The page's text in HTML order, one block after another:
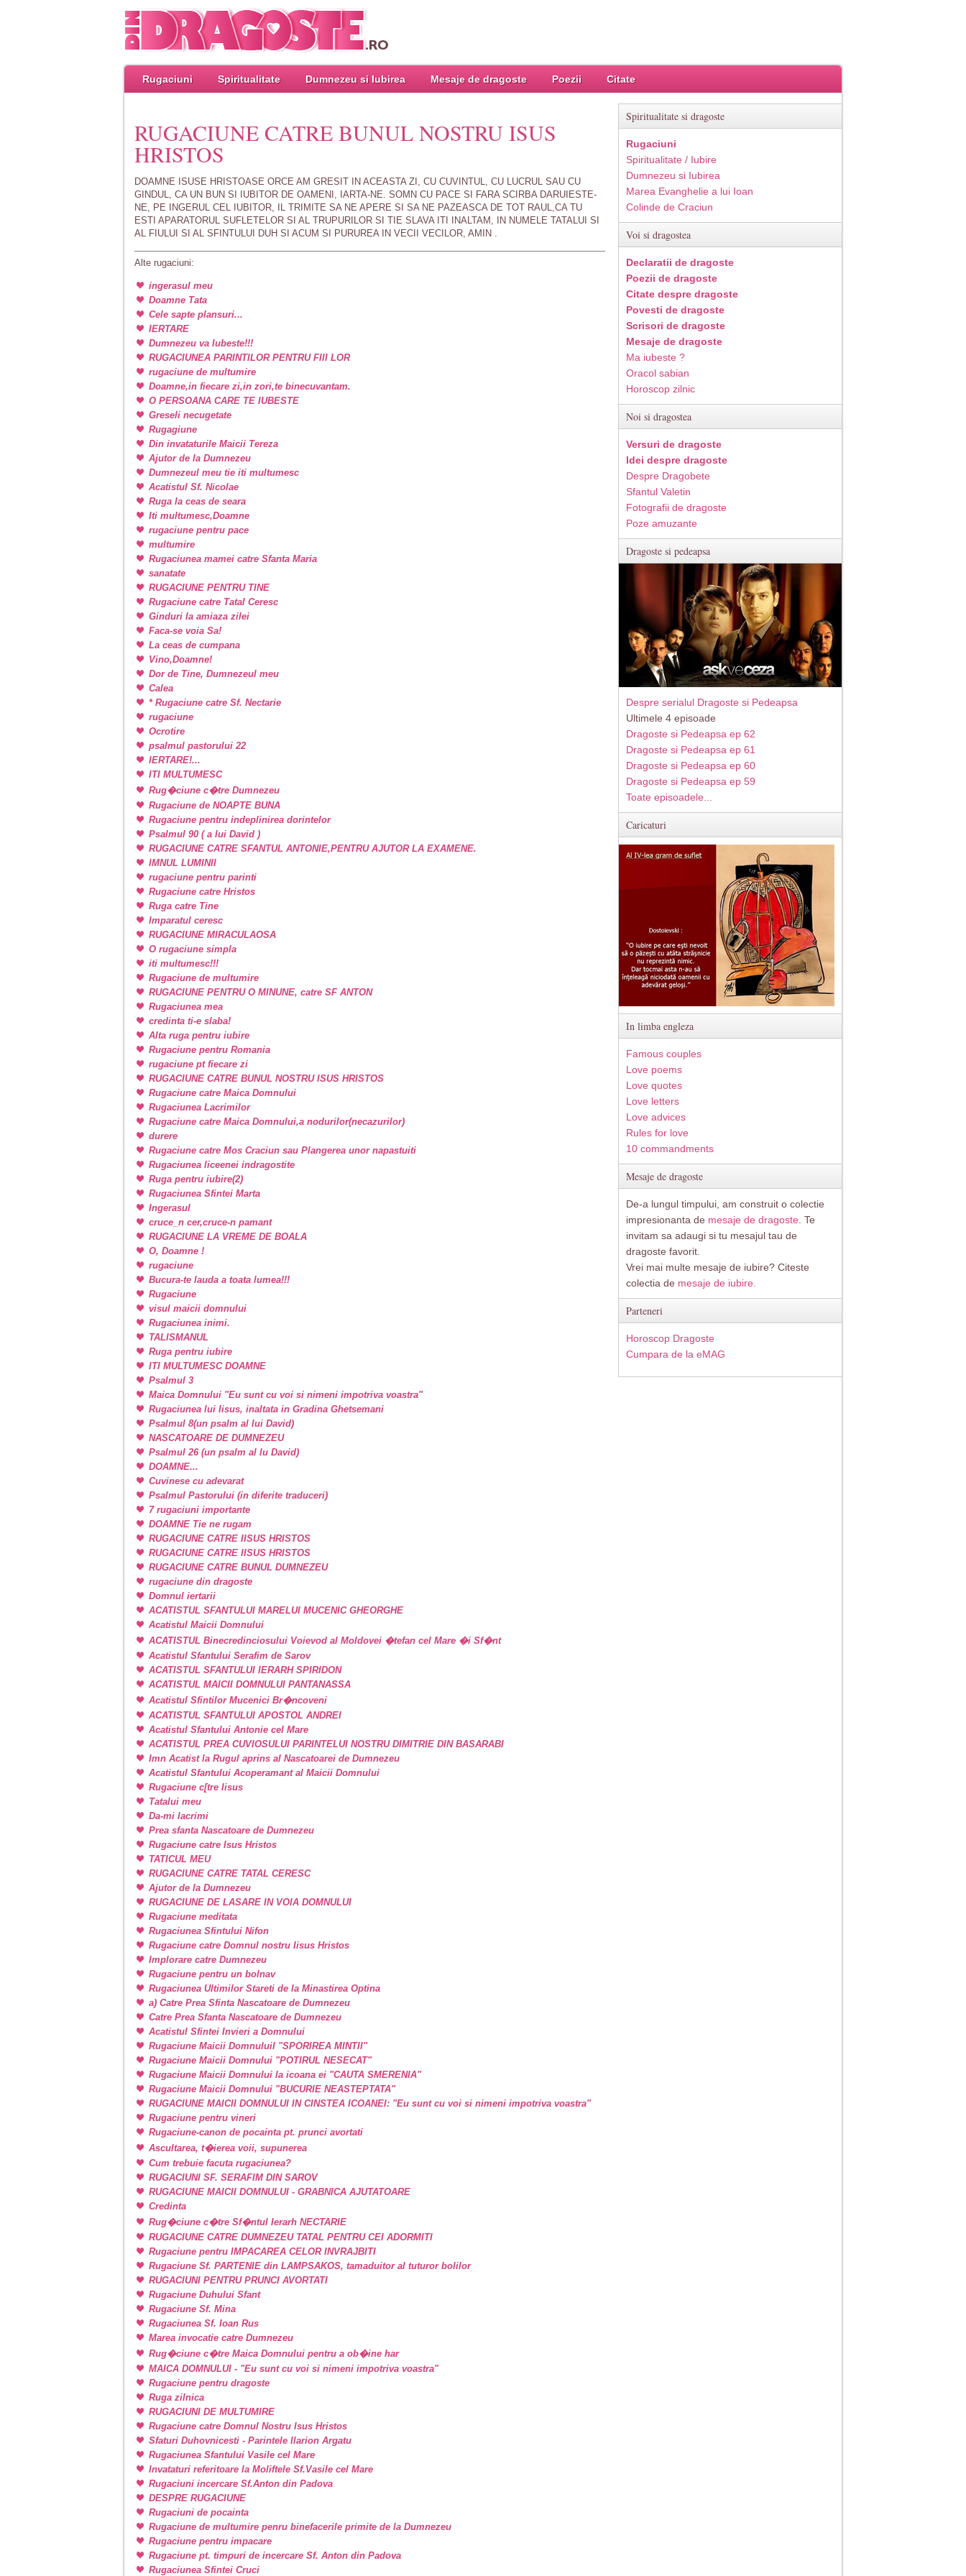
Rugaciuni Spiritualitate Dumnezeu si Iubirea Mesaje de dragoste Poezii Citate
RUGACIUNE CATRE BUNUL NOSTRU ISUS
HRISTOS
DOAMNE ISUSE HRISTOASE ORCE AM GRESIT IN ACEASTA ZI, CU CUVINTUL, CU LUCRUL SAU CU
GINDUL, CA UN BUN SI IUBITOR DE OAMENI, IARTA-NE. SOMN CU PACE SI FARA SCIRBA DARUIESTE-
NE, PE INGERUL CEL IUBITOR, IL TRIMITE SA NE APERE SI SA NE PAZEASCA DE TOT RAUL,CA TU
ESTI APARATORUL SUFLETELOR SI AL TRUPURILOR SI TIE SLAVA ITI INALTAM, IN NUMELE TATALUI SI
AL FIULUI SI AL SFINTULUI DUH SI ACUM SI PURUREA IN VECII VECILOR, AMIN .
Alte rugaciuni:
ingerasul meu
Doamne Tata
Cele sapte plansuri...
IERTARE
Dumnezeu va Iubeste!!!
RUGACIUNEA PARINTILOR PENTRU FIII LOR
rugaciune de multumire
Doamne,in fiecare zi,in zori,te binecuvantam.
O PERSOANA CARE TE IUBESTE
Greseli necugetate
Rugagiune
Din invataturile Maicii Tereza
Ajutor de la Dumnezeu
Dumnezeul meu tie iti multumesc
Acatistul Sf. Nicolae
Ruga la ceas de seara
Iti multumesc,Doamne
rugaciune pentru pace
multumire
Rugaciunea mamei catre Sfanta Maria
sanatate
RUGACIUNE PENTRU TINE
Rugaciune catre Tatal Ceresc
Ginduri la amiaza zilei
Faca-se voia Sa!
La ceas de cumpana
Vino,Doamne!
Dor de Tine, Dumnezeul meu
Calea
* Rugaciune catre Sf. Nectarie
rugaciune
Ocrotire
psalmul pastorului 22
IERTARE!...
ITI MULTUMESC
Rug�ciune c�tre Dumnezeu
Rugaciune de NOAPTE BUNA
Rugaciune pentru indeplinirea dorintelor
Psalmul 90 ( a lui David )
RUGACIUNE CATRE SFANTUL ANTONIE,PENTRU AJUTOR LA EXAMENE.
IMNUL LUMINII
rugaciune pentru parinti
Rugaciune catre Hristos
Ruga catre Tine
Imparatul ceresc
RUGACIUNE MIRACULAOSA
O rugaciune simpla
iti multumesc!!!
Rugaciune de multumire
RUGACIUNE PENTRU O MINUNE, catre SF ANTON
Rugaciunea mea
credinta ti-e slaba!
Alta ruga pentru iubire
Rugaciune pentru Romania
rugaciune pt fiecare zi
RUGACIUNE CATRE BUNUL NOSTRU ISUS HRISTOS
Rugaciune catre Maica Domnului
Rugaciunea Lacrimilor
Rugaciune catre Maica Domnului,a nodurilor(necazurilor)
durere
Rugaciune catre Mos Craciun sau Plangerea unor napastuiti
Rugaciunea liceenei indragostite
Ruga pentru iubire(2)
Rugaciunea Sfintei Marta
Ingerasul
cruce_n cer,cruce-n pamant
RUGACIUNE LA VREME DE BOALA
O, Doamne !
rugaciune
Bucura-te lauda a toata lumea!!!
Rugaciune
visul maicii domnului
Rugaciunea inimi.
TALISMANUL
Ruga pentru iubire
ITI MULTUMESC DOAMNE
Psalmul 3
Maica Domnului "Eu sunt cu voi si nimeni impotriva voastra"
Rugaciunea lui Iisus, inaltata in Gradina Ghetsemani
Psalmul 8(un psalm al lui David)
NASCATOARE DE DUMNEZEU
Psalmul 26 (un psalm al lu David)
DOAMNE...
Cuvinese cu adevarat
Psalmul Pastorului (in diferite traduceri)
7 rugaciuni importante
DOAMNE Tie ne rugam
RUGACIUNE CATRE IISUS HRISTOS
RUGACIUNE CATRE IISUS HRISTOS
RUGACIUNE CATRE BUNUL DUMNEZEU
rugaciune din dragoste
Domnul iertarii
ACATISTUL SFANTULUI MARELUI MUCENIC GHEORGHE
Acatistul Maicii Domnului
ACATISTUL Binecredinciosului Voievod al Moldovei �tefan cel Mare �i Sf�nt
Acatistul Sfantului Serafim de Sarov
ACATISTUL SFANTULUI IERARH SPIRIDON
ACATISTUL MAICII DOMNULUI PANTANASSA
Acatistul Sfintilor Mucenici Br�ncoveni
ACATISTUL SFANTULUI APOSTOL ANDREI
Acatistul Sfantului Antonie cel Mare
ACATISTUL PREA CUVIOSULUI PARINTELUI NOSTRU DIMITRIE DIN BASARABI
Imn Acatist la Rugul aprins al Nascatoarei de Dumnezeu
Acatistul Sfantului Acoperamant al Maicii Domnului
Rugaciune c[tre Iisus
Tatalui meu
Da-mi lacrimi
Prea sfanta Nascatoare de Dumnezeu
Rugaciune catre Isus Hristos
TATICUL MEU
RUGACIUNE CATRE TATAL CERESC
Ajutor de la Dumnezeu
RUGACIUNE DE LASARE IN VOIA DOMNULUI
Rugaciune meditata
Rugaciunea Sfintului Nifon
Rugaciune catre Domnul nostru Iisus Hristos
Implorare catre Dumnezeu
Rugaciune pentru un bolnav
Rugaciunea Ultimilor Stareti de la Minastirea Optina
a) Catre Prea Sfinta Nascatoare de Dumnezeu
Catre Prea Sfanta Nascatoare de Dumnezeu
Acatistul Sfintei Invieri a Domnului
Rugaciune Maicii DomnuluiI "SPORIREA MINTII"
Rugaciune Maicii Domnului "POTIRUL NESECAT"
Rugaciune Maicii Domnului la icoana ei "CAUTA SMERENIA"
Rugaciune Maicii Domnului "BUCURIE NEASTEPTATA"
RUGACIUNE MAICII DOMNULUI IN CINSTEA ICOANEI: "Eu sunt cu voi si nimeni impotriva voastra"
Rugaciune pentru vineri
Rugaciune-canon de pocainta pt. prunci avortati
Ascultarea, t�ierea voii, supunerea
Cum trebuie facuta rugaciunea?
RUGACIUNI SF. SERAFIM DIN SAROV
RUGACIUNE MAICII DOMNULUI - GRABNICA AJUTATOARE
Credinta
Rug�ciune c�tre Sf�ntul Ierarh NECTARIE
RUGACIUNE CATRE DUMNEZEU TATAL PENTRU CEI ADORMITI
Rugaciune pentru IMPACAREA CELOR INVRAJBITI
Rugaciune Sf. PARTENIE din LAMPSAKOS, tamaduitor al tuturor bolilor
RUGACIUNI PENTRU PRUNCI AVORTATI
Rugaciune Duhului Sfant
Rugaciune Sf. Mina
Rugaciunea Sf. Ioan Rus
Marea invocatie catre Dumnezeu
Rug�ciune c�tre Maica Domnului pentru a ob�ine har
MAICA DOMNULUI - "Eu sunt cu voi si nimeni impotriva voastra"
Rugaciune pentru dragoste
Ruga zilnica
RUGACIUNI DE MULTUMIRE
Rugaciune catre Domnul Nostru Isus Hristos
Sfaturi Duhovnicesti - Parintele Ilarion Argatu
Rugaciunea Sfantului Vasile cel Mare
Invataturi referitoare la Moliftele Sf.Vasile cel Mare
Rugaciuni incercare Sf.Anton din Padova
DESPRE RUGACIUNE
Rugaciuni de pocainta
Rugaciune de multumire penru binefacerile primite de la Dumnezeu
Rugaciune pentru impacare
Rugaciune pt. timpuri de incercare Sf. Anton din Padova
Rugaciunea Sfintei Cruci
Spiritualitate si dragoste
Rugaciuni
Spiritualitate / Iubire
Dumnezeu si Iubirea
Marea Evanghelie a lui Ioan
Colinde de Craciun
Voi si dragostea
Declaratii de dragoste
Poezii de dragoste
Citate despre dragoste
Povesti de dragoste
Scrisori de dragoste
Mesaje de dragoste
Ma iubeste ?
Oracol sabian
Horoscop zilnic
Noi si dragostea
Versuri de dragoste
Idei despre dragoste
Despre Dragobete
Sfantul Valetin
Fotografii de dragoste
Poze amuzante
Dragoste si pedeapsa
Despre serialul Dragoste si Pedeapsa
Ultimele 4 episoade
Dragoste si Pedeapsa ep 62
Dragoste si Pedeapsa ep 61
Dragoste si Pedeapsa ep 60
Dragoste si Pedeapsa ep 59
Toate episoadele...
Caricaturi
In limba engleza
Famous couples
Love poems
Love quotes
Love letters
Love advices
Rules for love
10 commandments
Mesaje de dragoste
De-a lungul timpului, am construit o colectie
impresionanta de mesaje de dragoste . Te
invitam sa adaugi si tu mesajul tau de
dragoste favorit.
Vrei mai multe mesaje de iubire? Citeste
colectia de mesaje de iubire.
Parteneri
Horoscop Dragoste
Cumpara de la eMAG